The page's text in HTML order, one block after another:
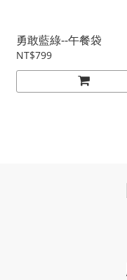
勇敢藍綠--午餐袋
NT$799